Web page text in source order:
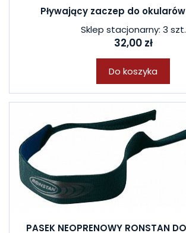
Pływający zaczep do okularów
Sklep stacjonarny: 3 szt.
32,00 zł
Do koszyka
PASEK NEOPRENOWY RONSTAN